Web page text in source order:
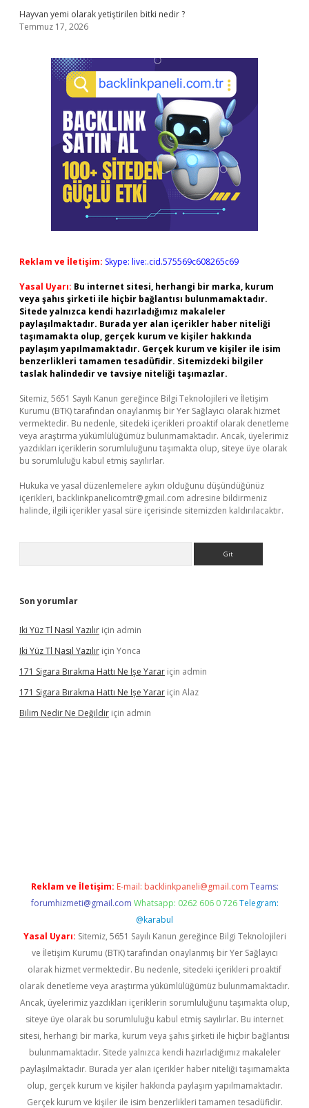
Hayvan yemi olarak yetiştirilen bitki nedir ?
Temmuz 17, 2026
Reklam ve İletişim: Skype: live:.cid.575569c608265c69
Yasal Uyarı: Bu internet sitesi, herhangi bir marka, kurum
veya şahıs şirketi ile hiçbir bağlantısı bulunmamaktadır.
Sitede yalnızca kendi hazırladığımız makaleler
paylaşılmaktadır. Burada yer alan içerikler haber niteliği
taşımamakta olup, gerçek kurum ve kişiler hakkında
paylaşım yapılmamaktadır. Gerçek kurum ve kişiler ile isim
benzerlikleri tamamen tesadüfidir. Sitemizdeki bilgiler
taslak halindedir ve tavsiye niteliği taşımazlar.
Sitemiz, 5651 Sayılı Kanun gereğince Bilgi Teknolojileri ve İletişim
Kurumu (BTK) tarafından onaylanmış bir Yer Sağlayıcı olarak hizmet
vermektedir. Bu nedenle, sitedeki içerikleri proaktif olarak denetleme
veya araştırma yükümlülüğümüz bulunmamaktadır. Ancak, üyelerimiz
yazdıkları içeriklerin sorumluluğunu taşımakta olup, siteye üye olarak
bu sorumluluğu kabul etmiş sayılırlar.
Hukuka ve yasal düzenlemelere aykırı olduğunu düşündüğünüz
içerikleri, backlinkpanelicomtr@gmail.com adresine bildirmeniz
halinde, ilgili içerikler yasal süre içerisinde sitemizden kaldırılacaktır.
Son yorumlar
Iki Yüz Tl Nasıl Yazılır için admin
Iki Yüz Tl Nasıl Yazılır için Yonca
171 Sigara Bırakma Hattı Ne Işe Yarar için admin
171 Sigara Bırakma Hattı Ne Işe Yarar için Alaz
Bilim Nedir Ne Değildir için admin
Reklam ve İletişim: E-mail: backlinkpaneli@gmail.com Teams:
forumhizmeti@gmail.com Whatsapp: 0262 606 0 726 Telegram:
@karabul
Yasal Uyarı: Sitemiz, 5651 Sayılı Kanun gereğince Bilgi Teknolojileri
ve İletişim Kurumu (BTK) tarafından onaylanmış bir Yer Sağlayıcı
olarak hizmet vermektedir. Bu nedenle, sitedeki içerikleri proaktif
olarak denetleme veya araştırma yükümlülüğümüz bulunmamaktadır.
Ancak, üyelerimiz yazdıkları içeriklerin sorumluluğunu taşımakta olup,
siteye üye olarak bu sorumluluğu kabul etmiş sayılırlar. Bu internet
sitesi, herhangi bir marka, kurum veya şahıs şirketi ile hiçbir bağlantısı
bulunmamaktadır. Sitede yalnızca kendi hazırladığımız makaleler
paylaşılmaktadır. Burada yer alan içerikler haber niteliği taşımamakta
olup, gerçek kurum ve kişiler hakkında paylaşım yapılmamaktadır.
Gerçek kurum ve kişiler ile isim benzerlikleri tamamen tesadüfidir.